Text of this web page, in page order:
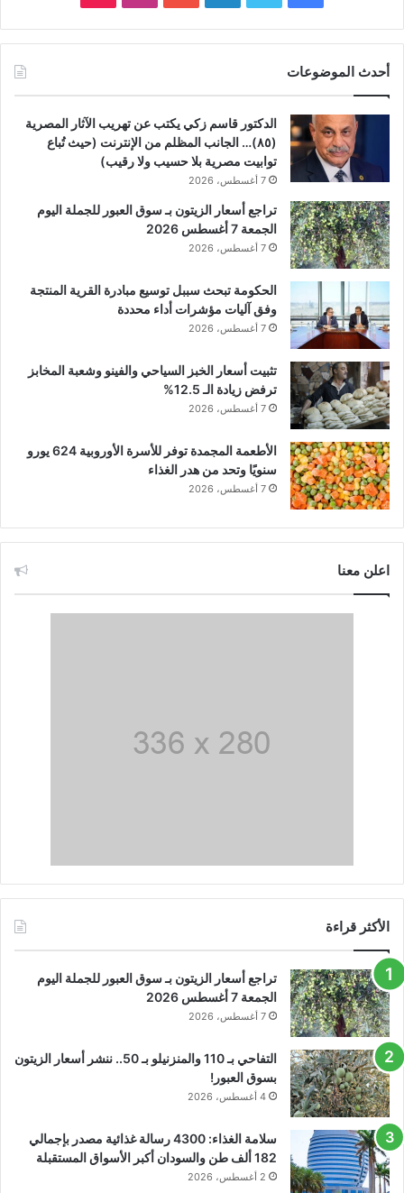
أحدث الموضوعات
الدكتور قاسم زكي يكتب عن تهريب الآثار المصرية
(٨٥)… الجانب المظلم من الإنترنت (حيث تُباع
توابيت مصرية بلا حسيب ولا رقيب)
7 أغسطس، 2026
تراجع أسعار الزيتون بـ سوق العبور للجملة اليوم
الجمعة 7 أغسطس 2026
7 أغسطس، 2026
الحكومة تبحث سببل توسيع مبادرة القرية المنتجة
وفق آليات مؤشرات أداء محددة
7 أغسطس، 2026
تثبيت أسعار الخبز السياحي والفينو وشعبة المخابز
ترفض زيادة الـ 12.5%
7 أغسطس، 2026
الأطعمة المجمدة توفر للأسرة الأوروبية 624 يورو
سنويًا وتحد من هدر الغذاء
7 أغسطس، 2026
اعلن معنا
الأكثر قراءة
تراجع أسعار الزيتون بـ سوق العبور للجملة اليوم
الجمعة 7 أغسطس 2026
7 أغسطس، 2026
التفاحي بـ 110 والمنزنيلو بـ 50.. ننشر أسعار الزيتون
بسوق العبور!
4 أغسطس، 2026
سلامة الغذاء: 4300 رسالة غذائية مصدر بإجمالي
182 ألف طن والسودان أكبر الأسواق المستقبلة
2 أغسطس، 2026